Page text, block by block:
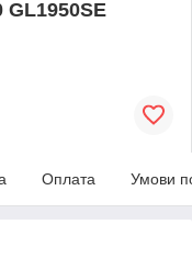
GL1950SE
Оплата Умови